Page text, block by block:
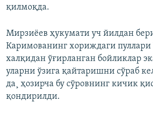
қилмоқда.
Мирзиëев ҳукумати уч йилдан
Каримованинг хориждаги пуллари
халқидан ўғирланган бойликлар
уларни ўзига қайтаришни сўраб
да¸ ҳозирча бу сўровнинг кичик
қондирилди.